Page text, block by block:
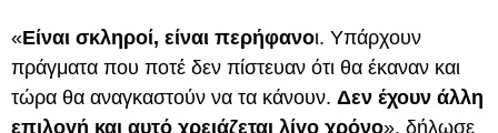
«Είναι σκληροί, είναι περήφανοι. Υπάρχουν
πράγματα που ποτέ δεν πίστευαν ότι θα έκαναν και
τώρα θα αναγκαστούν να τα κάνουν. Δεν έχουν άλλη
επιλογή και αυτό χρειάζεται λίγο χρόνο», δήλωσε